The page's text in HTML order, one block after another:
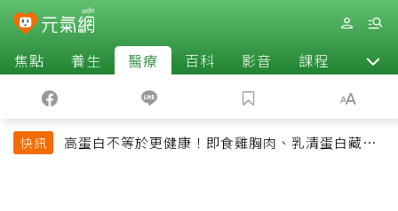
焦點 養生 醫療 百科 影音 課程 退休
快訊
高蛋白不等於更健康！即食雞胸肉、乳清蛋白藏陷